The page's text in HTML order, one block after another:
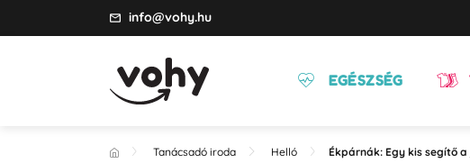
info@vohy.hu
EGÉSZSÉG
Tanácsadó iroda Helló Ékpárnák: Egy kis segítő